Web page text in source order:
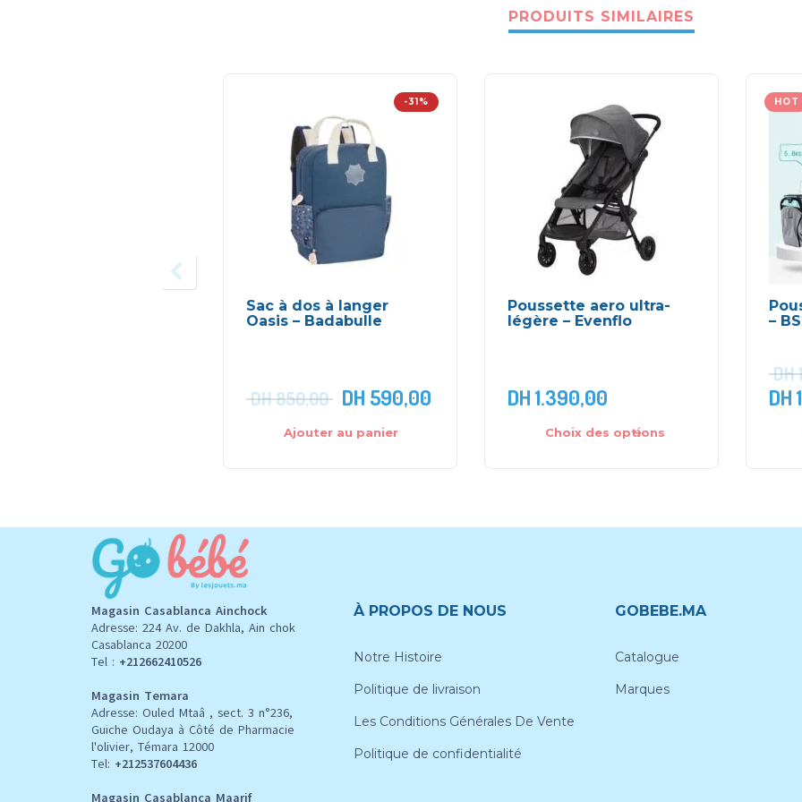
PRODUITS SIMILAIRES
-31%
Sac à dos à langer
Oasis – Badabulle
DH850,00 DH 590,00
Ajouter au panier
Poussette aero ultra-
légère – Evenflo
DH1.390,00
Choix des options
HOT
–
DH
DH
Magasin Casablanca Ainchock
Adresse: 224 Av. de Dakhla, Ain chok
Casablanca 20200
Tel : +212662410526
Magasin Temara
Adresse: Ouled Mtaâ , sect. 3 n°236,
Guiche Oudaya à Côté de Pharmacie
l'olivier, Témara 12000
Tel: +212537604436
Magasin Casablanca Maarif
À PROPOS DE NOUS
Notre Histoire
Politique de livraison
Les Conditions Générales De Vente
Politique de confidentialité
GOBEBE.MA
Catalogue
Marques